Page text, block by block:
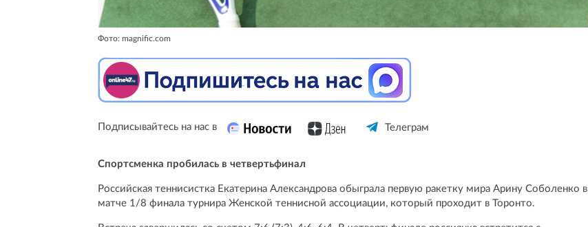
Фото: magnific.com
Подписывайтесь на нас в Телеграм
Спортсменка пробилась в четвертьфинал
Российская теннисистка Екатерина Александрова обыграла первую ракетку мира Арину Соболенко в
матче 1/8 финала турнира Женской теннисной ассоциации, который проходит в Торонто.